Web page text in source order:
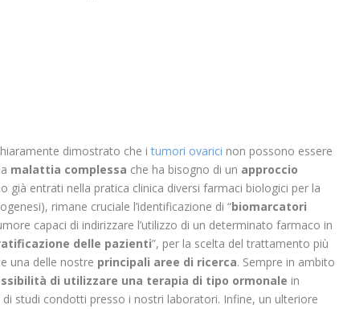
dimostrato che itumori ovarici non possono essere
malattia complessa che ha bisogno di un approccio
già entrati nella pratica clinica diversi farmaci biologici per la
rimane cruciale l’identificazione di “biomarcatori
capaci di indirizzare l’utilizzo di un determinato farmaco in
delle pazienti”, per la scelta del trattamento più
una delle nostre principali aree di ricerca. Sempre in ambito
di utilizzare una terapia di tipo ormonale in
studi condotti presso i nostri laboratori. Infine, un ulteriore